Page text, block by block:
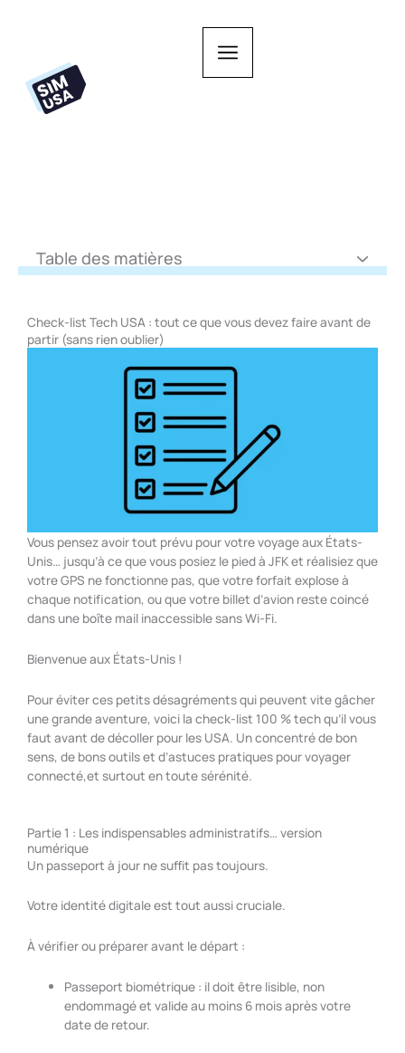
Table des matières
Check-list Tech USA : tout ce que vous devez faire avant de
partir (sans rien oublier)
Vous pensez avoir tout prévu pour votre voyage aux États-
Unis… jusqu’à ce que vous posiez le pied à JFK et réalisiez que
votre GPS ne fonctionne pas, que votre forfait explose à
chaque notification, ou que votre billet d’avion reste coincé
dans une boîte mail inaccessible sans Wi-Fi.
Bienvenue aux États-Unis !
Pour éviter ces petits désagréments qui peuvent vite gâcher
une grande aventure, voici la check-list 100 % tech qu’il vous
faut avant de décoller pour les USA. Un concentré de bon
sens, de bons outils et d’astuces pratiques pour voyager
connecté,et surtout en toute sérénité.
Partie 1 : Les indispensables administratifs… version
numérique
Un passeport à jour ne suffit pas toujours.
Votre identité digitale est tout aussi cruciale.
À vérifier ou préparer avant le départ :
Passeport biométrique : il doit être lisible, non
endommagé et valide au moins 6 mois après votre
date de retour.